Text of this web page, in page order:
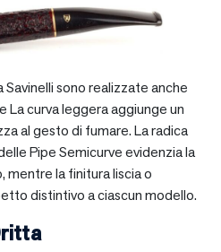
sono realizzate anche
La curva leggera aggiunge un
al gesto di fumare. La radica
Pipe Semicurve evidenzia la
mentre la finitura liscia o
distintivo a ciascun modello.